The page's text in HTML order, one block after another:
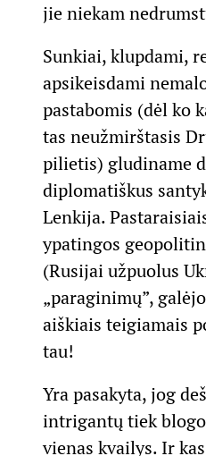
jie niekam
Sunkiai, klupdami,
apsikeisdami
pastabomis (dėl ko
tas neužmirštasis
pilietis) gludiname
diplomatiškus
Lenkija.
ypatingos
(Rusijai užpuolus
„paraginimų”,
aiškiais teigiamais
tau!
Yra pasakyta, jog
intrigantų tiek
vienas kvailys. Ir